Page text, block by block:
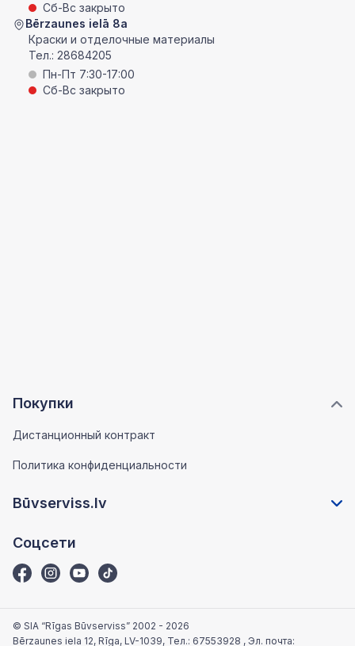
Покупки
Дистанционный контракт
Политика конфиденциальности
Būvserviss.lv
Соцсети
Сб-Вс закрыто
Bērzaunes ielā 8a
Краски и отделочные материалы
Тел.: 28684205
Пн-Пт 7:30-17:00
Сб-Вс закрыто
© SIA “Rīgas Būvserviss” 2002 - 2026
Bērzaunes iela 12, Rīga, LV-1039, Тел.: 67553928 , Эл. почта: